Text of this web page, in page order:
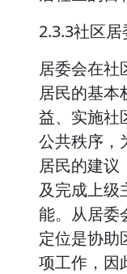
2.3.3社区居
居委会在社
居民的基本
益、实施社
公共秩序，
居民的建议
及完成上级
能。从居委
定位是协助
项工作，因